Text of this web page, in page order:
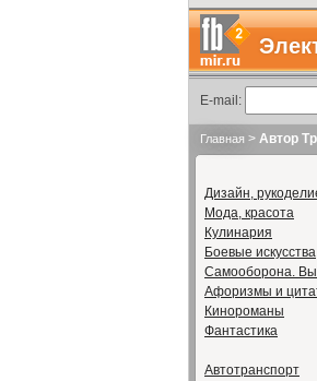
E-mail:
Главная > Автор
Дизайн,
Мода, красота
Кулинария
Боевые искусства
Самооборона.
Афоризмы и
Кинороманы
Фантастика
Автотранспорт